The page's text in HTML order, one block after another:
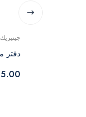
جينيريك
دفتر